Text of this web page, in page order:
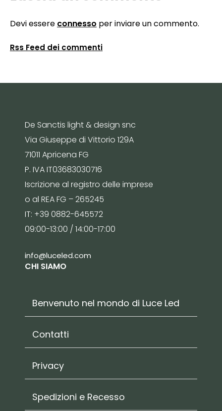
Devi essere connesso per inviare un commento.
Rss Feed dei commenti
De Sanctis light & design snc
Via Giuseppe di Vittorio 129A
71011 Apricena FG
P. IVA IT03683030716
Iscrizione al registro delle imprese
o al REA FG – 265245
IT: +39 0882-645572
09:00-13:00 / 14:00-17:00
info@luceled.com
CHI SIAMO
Benvenuto nel mondo di Luce Led
Contatti
Privacy
Spedizioni e Recesso